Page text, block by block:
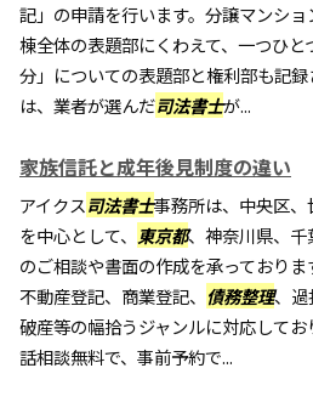
記」の申請を行います。分譲マンシ
棟全体の表題部にくわえて、一つひ
分」についての表題部と権利部も記
は、業者が選んだ司法書士が...
家族信託と成年後見制度の違い
アイクス司法書士事務所は、中央区
を中心として、 東京都、神奈川県、千
のご相談や書面の作成を承っておりま
不動産登記、商業登記、 債務整理、過
破産等の幅拾うジャンルに対応して
話相談無料で、事前予約で...